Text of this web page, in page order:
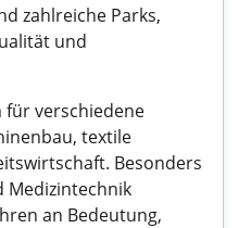
zahlreiche Parks,
und
verschiedene
textile
Besonders
Medizintechnik
an Bedeutung,